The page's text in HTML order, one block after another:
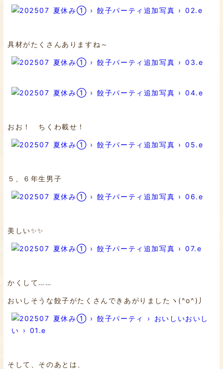
具材がたくさんありますね～
おお！ ちくわ載せ！
５、６年生男子
美しい✨✨
かくして……
おいしそうな餃子がたくさんできあがりましたヽ(^o^)丿
そして、そのあとは、